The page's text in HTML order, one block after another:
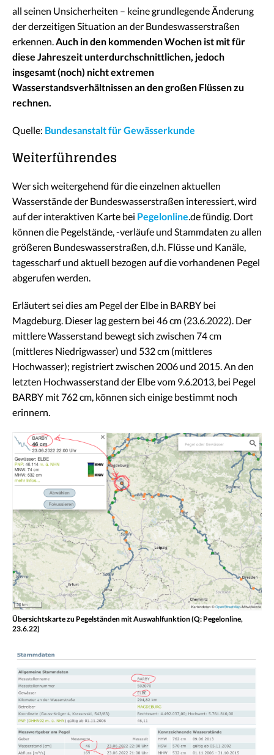
all seinen Unsicherheiten – keine grundlegende Änderung
der derzeitigen Situation an der Bundeswasserstraßen
erkennen.Auch in den kommenden Wochen ist mit für
diese Jahreszeit unterdurchschnittlichen, jedoch
insgesamt (noch) nicht extremen
Wasserstandsverhältnissen an den großen Flüssen zu
rechnen.
Quelle: Bundesanstalt für Gewässerkunde
Weiterführendes
Wer sich weitergehend für die einzelnen aktuellen
Wasserstände der Bundeswasserstraßen interessiert, wird
auf der interaktiven Karte bei Pegelonline.de fündig. Dort
können die Pegelstände, -verläufe und Stammdaten zu allen
größeren Bundeswasserstraßen, d.h. Flüsse und Kanäle,
tagesscharf und aktuell bezogen auf die vorhandenen Pegel
abgerufen werden.
Erläutert sei dies am Pegel der Elbe in BARBY bei
Magdeburg. Dieser lag gestern bei 46 cm (23.6.2022). Der
mittlere Wasserstand bewegt sich zwischen 74 cm
(mittleres Niedrigwasser) und 532 cm (mittleres
Hochwasser); registriert zwischen 2006 und 2015. An den
letzten Hochwasserstand der Elbe vom 9.6.2013, bei Pegel
BARBY mit 762 cm, können sich einige bestimmt noch
erinnern.
Übersichtskarte zu Pegelständen mit Auswahlfunktion (Q: Pegelonline,
23.6.22)